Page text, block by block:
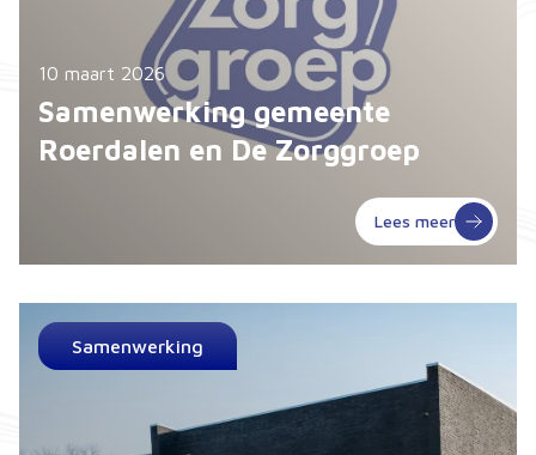
10 maart 2026
Samenwerking gemeente
Roerdalen en De Zorggroep
Lees meer
Samenwerking